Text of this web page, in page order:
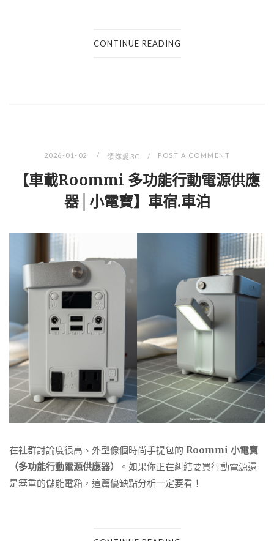
CONTINUE READING
2026-01-02 領隊愛3C POST A COMMENT
【車載Roommi 多功能行動電源供應
器│小電寶】車宿.車泊
在社群討論度很高、外型像個時尚手提包的 Roommi 小電寶
（多功能行動電源供應器）
。如果你正在糾結要買行動電源還
是笨重的儲能電箱，這篇優缺點分析一定要看！